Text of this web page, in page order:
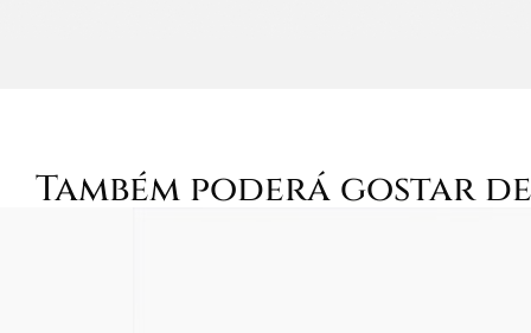
Também poderá gostar de